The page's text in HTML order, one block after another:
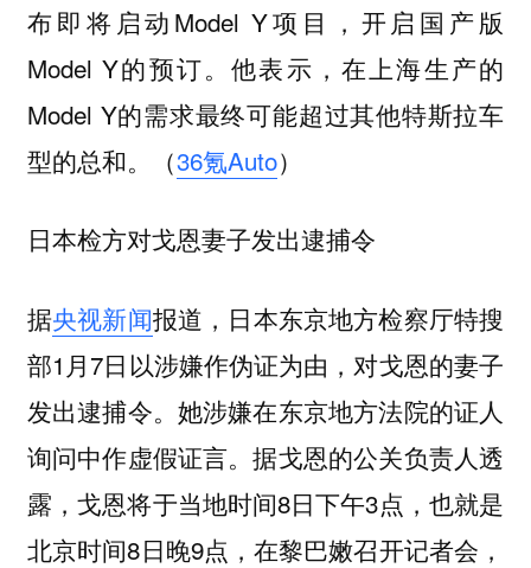
布即将启动Model Y项目，开启国产版
Model Y的预订。他表示，在上海生产的
Model Y的需求最终可能超过其他特斯拉车
型的总和。（36氪Auto）
日本检方对戈恩妻子发出逮捕令
据央视新闻报道，日本东京地方检察厅特搜
部1月7日以涉嫌作伪证为由，对戈恩的妻子
发出逮捕令。她涉嫌在东京地方法院的证人
询问中作虚假证言。据戈恩的公关负责人透
露，戈恩将于当地时间8日下午3点，也就是
北京时间8日晚9点，在黎巴嫩召开记者会，